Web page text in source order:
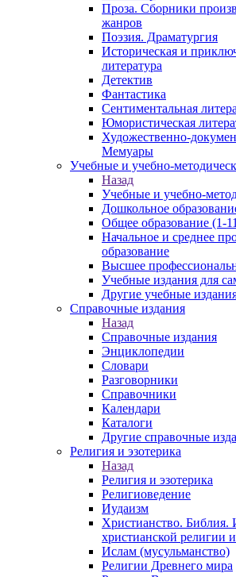
Проза. Сборники
жанров
Поэзия. Драматургия
Историческая и
литература
Детектив
Фантастика
Сентиментальная
Юмористическая
Художественно-
Мемуары
Учебные и учебно-
Назад
Учебные и учебно-
Дошкольное
Общее образование (1-
Начальное и среднее
образование
Высшее
Учебные издания для
Другие учебные
Справочные издания
Назад
Справочные издания
Энциклопедии
Словари
Разговорники
Справочники
Календари
Каталоги
Другие справочные
Религия и эзотерика
Назад
Религия и эзотерика
Религиоведение
Иудаизм
Христианство. Библия.
христианской религии
Ислам (мусульманство)
Религии Древнего мира